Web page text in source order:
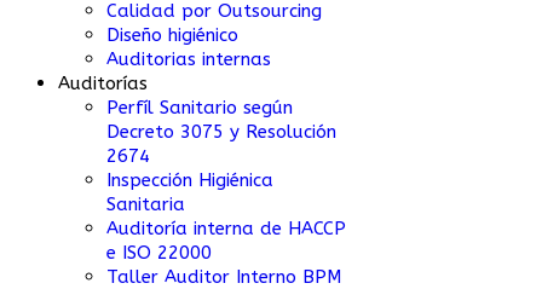
Calidad por Outsourcing
Diseño higiénico
Auditorias internas
Auditorías
Perfíl Sanitario según
Decreto 3075 y Resolución
2674
Inspección Higiénica
Sanitaria
Auditoría interna de HACCP
e ISO 22000
Taller Auditor Interno BPM